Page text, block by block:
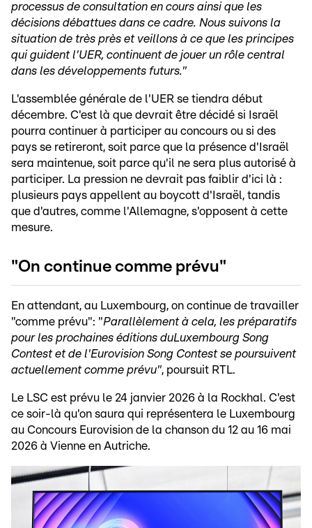
processus de consultation en cours ainsi que les
décisions débattues dans ce cadre. Nous suivons la
situation de très près et veillons à ce que les principes
qui guident l'UER, continuent de jouer un rôle central
dans les développements futurs."
L'assemblée générale de l'UER se tiendra début
décembre. C'est là que devrait être décidé si Israël
pourra continuer à participer au concours ou si des
pays se retireront, soit parce que la présence d'Israël
sera maintenue, soit parce qu'il ne sera plus autorisé à
participer. La pression ne devrait pas faiblir d'ici là :
plusieurs pays appellent au boycott d'Israël, tandis
que d'autres, comme l'Allemagne, s'opposent à cette
mesure.
"On continue comme prévu"
En attendant, au Luxembourg, on continue de travailler
"comme prévu": "Parallèlement à cela, les préparatifs
pour les prochaines éditions duLuxembourg Song
Contest et de l'Eurovision Song Contest se poursuivent
actuellement comme prévu", poursuit RTL.
Le LSC est prévu le 24 janvier 2026 à la Rockhal. C'est
ce soir-là qu'on saura qui représentera le Luxembourg
au Concours Eurovision de la chanson du 12 au 16 mai
2026 à Vienne en Autriche.